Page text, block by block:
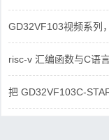
GD32VF103视频系列
risc-v 汇编函数与C语
把 GD32VF103C-